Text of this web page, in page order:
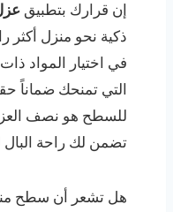
إن قرارك بتطبيق
ذكية نحو منزل أكثر
في اختيار المواد
التي تمنحك ضماناً
للسطح هو نصف
تضمن لك راحة
هل تشعر أن سطح